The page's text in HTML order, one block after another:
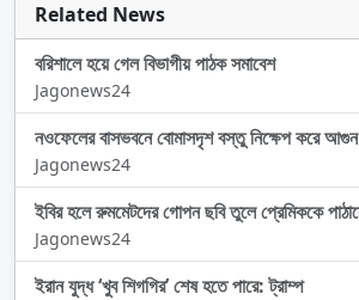
Related News
বরিশালে হয়ে গেল বিভাগীয় পাঠক সমাবেশ
Jagonews24
নওফেলের বাসভবনে বোমাসদৃশ বস্তু নিক্ষেপ করে আগুন
Jagonews24
ইবির হলে রুমমেটদের গোপন ছবি তুলে প্রেমিককে
Jagonews24
ইরান যুদ্ধ ‘খুব শিগগির’ শেষ হতে পারে: ট্রাম্প